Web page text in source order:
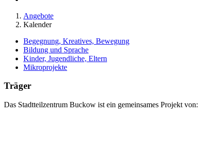
Angebote
Kalender
Begegnung, Kreatives, Bewegung
Bildung und Sprache
Kinder, Jugendliche, Eltern
Mikroprojekte
Träger
Das Stadtteilzentrum Buckow ist ein gemeinsames Projekt von: